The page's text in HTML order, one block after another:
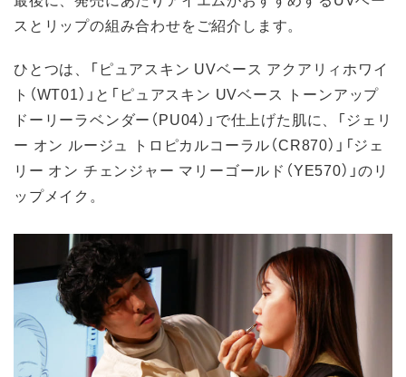
スとリップの組み合わせをご紹介します。
ひとつは、「ピュアスキン UVベース アクアリィホワイ
ト（WT01）」と「ピュアスキン UVベース トーンアップ
ドーリーラベンダー（PU04）」で仕上げた肌に、「ジェリ
ー オン ルージュ トロピカルコーラル（CR870）」「ジェ
リー オン チェンジャー マリーゴールド（YE570）」のリ
ップメイク。